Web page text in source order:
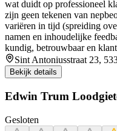
wat duidt op professioneel
zijn geen tekenen van
variëren in tijd (spreiding
namen en inhoudelijke
kundig, betrouwbaar en
Sint Antoniusstraat 23,
Bekijk details
Edwin Trum
Gesloten